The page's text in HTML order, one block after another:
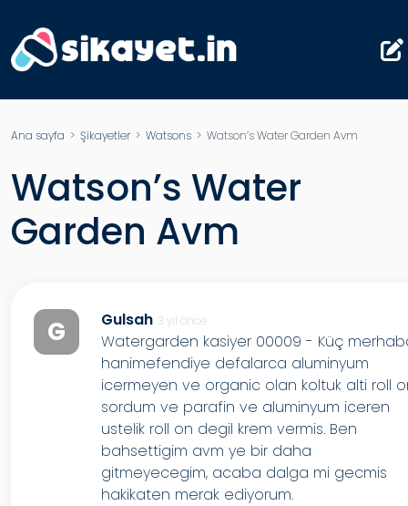
Ana sayfa > Şikayetler> Watsons > Watson’s Water Garden Avm
Watson’s Water
Garden Avm
G Gulsah 3 yıl önce
Watergarden kasiyer 00009 - Küç
hanimefendiye defalarca aluminyum
icermeyen ve organic olan koltuk alti roll
sordum ve parafin ve aluminyum iceren
ustelik roll on degil krem vermis. Ben
bahsettigim avm ye bir daha
gitmeyecegim, acaba dalga mi gecmis
hakikaten merak ediyorum.